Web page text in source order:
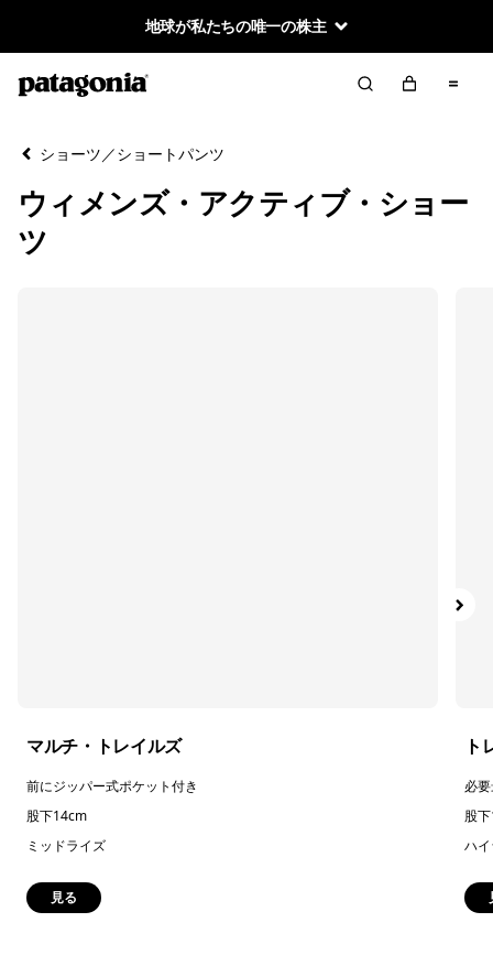
地球が私たちの唯一の株主
絞り込み／並び替え
絞り込み
カテゴリー
すべて見る
ウェブアウトレット
ショーツ／ショートパンツ
ウィメンズ・アクティブ・ショー
ツ
マルチ・トレイルズ
前にジッパー式ポケット付き
股下14cm
ミッドライズ
見る
ト
必
股
ハ